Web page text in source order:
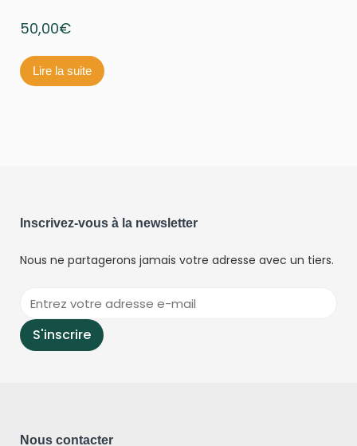
50,00€
Lire la suite
Inscrivez-vous à la newsletter
Nous ne partagerons jamais votre adresse avec un tiers.
Nous contacter